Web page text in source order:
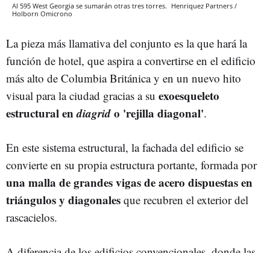
Al 595 West Georgia se sumarán otras tres torres. Henriquez Partners /
Holborn Omicrono
La pieza más llamativa del conjunto es la que hará la
función de hotel, que aspira a convertirse en el edificio
más alto de Columbia Británica y en un nuevo hito
visual para la ciudad gracias a su exoesqueleto
estructural endiagrido 'rejilla diagonal'.
En este sistema estructural, la fachada del edificio se
convierte en su propia estructura portante, formada por
una malla de grandes vigas de acero dispuestas en
triángulos y diagonales que recubren el exterior del
rascacielos.